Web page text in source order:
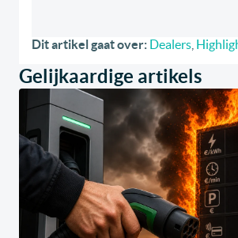
Dit artikel gaat over: Dealers
Gelijkaardige artikels